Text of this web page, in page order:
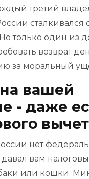
третий
сталкивался
только один из
возврат
за моральный
вашей
- даже
нет
вам
или кошки.